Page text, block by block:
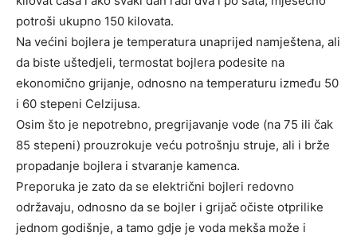
potroši ukupno 150 kilovata.
Na većini bojlera je temperatura unaprijed namještena, ali
da biste uštedjeli, termostat bojlera podesite na
ekonomično grijanje, odnosno na temperaturu između 50
i 60 stepeni Celzijusa.
Osim što je nepotrebno, pregrijavanje vode (na 75 ili čak
85 stepeni) prouzrokuje veću potrošnju struje, ali i brže
propadanje bojlera i stvaranje kamenca.
Preporuka je zato da se električni bojleri redovno
održavaju, odnosno da se bojler i grijač očiste otprilike
jednom godišnje, a tamo gdje je voda mekša može i